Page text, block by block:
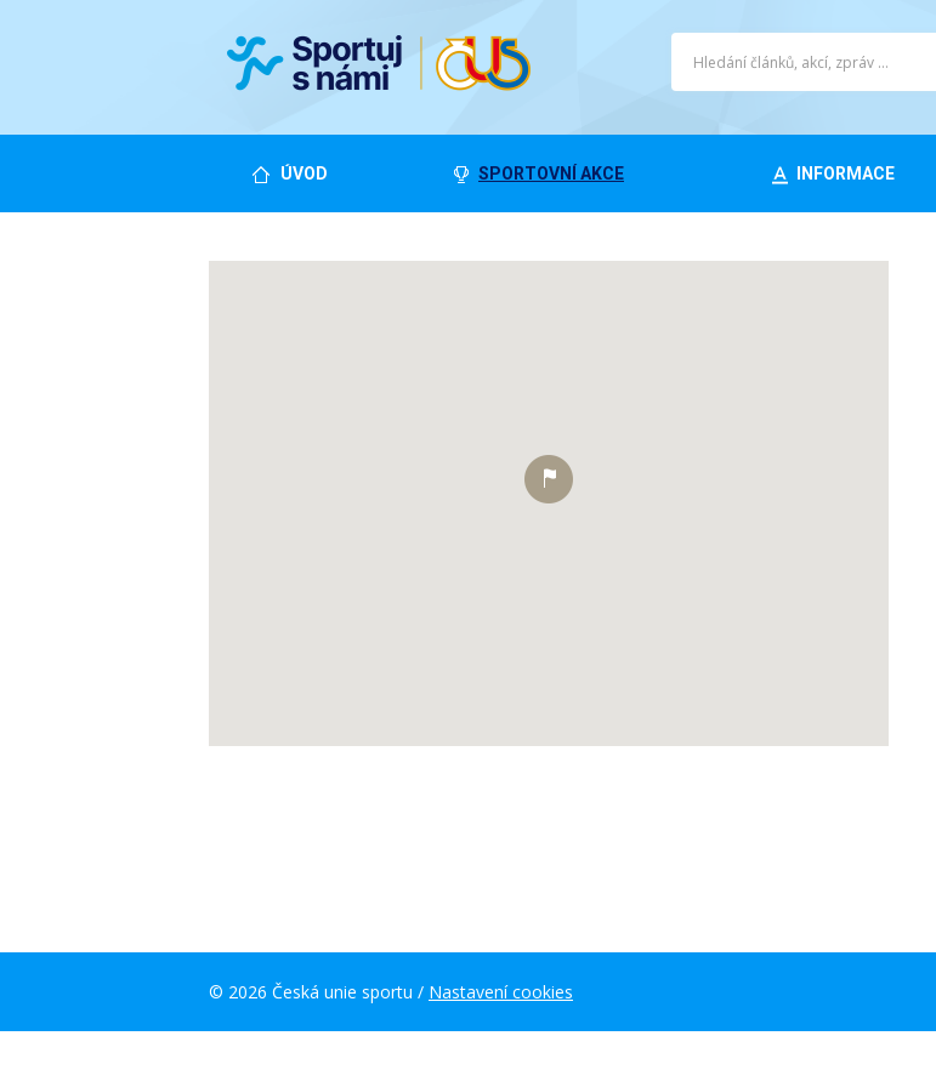
ÚVOD SPORTOVNÍ AKCE INFORMACE
© 2026 Česká unie sportu / Nastavení cookies